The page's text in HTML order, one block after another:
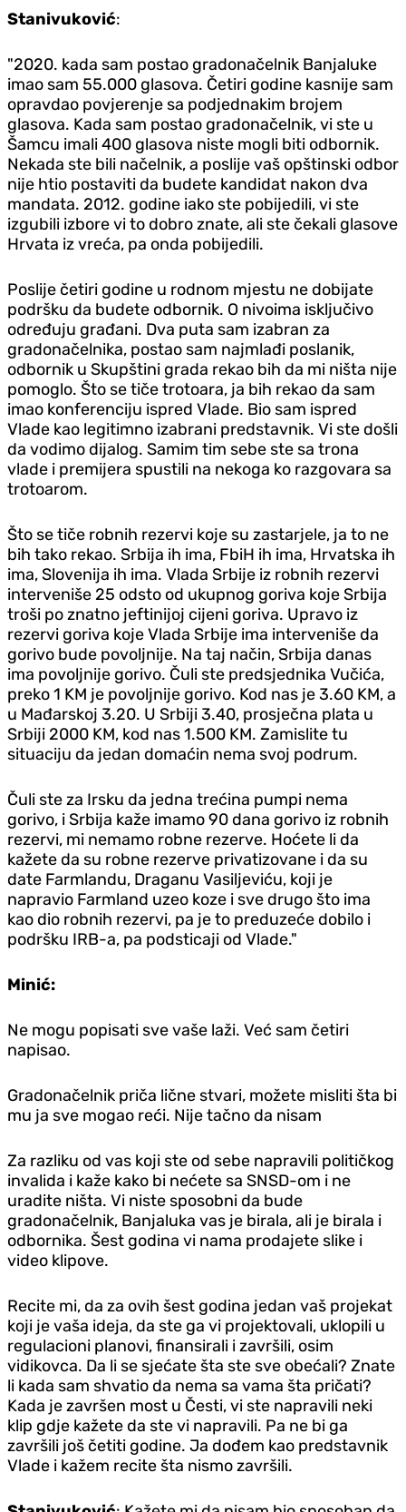
Stanivuković:
"2020. kada sam postao gradonačelnik Banjaluke
imao sam 55.000 glasova. Četiri godine kasnije sam
opravdao povjerenje sa podjednakim brojem
glasova. Kada sam postao gradonačelnik, vi ste u
Šamcu imali 400 glasova niste mogli biti odbornik.
Nekada ste bili načelnik, a poslije vaš opštinski odbor
nije htio postaviti da budete kandidat nakon dva
mandata. 2012. godine iako ste pobijedili, vi ste
izgubili izbore vi to dobro znate, ali ste čekali glasove
Hrvata iz vreća, pa onda pobijedili.
Poslije četiri godine u rodnom mjestu ne dobijate
podršku da budete odbornik. O nivoima isključivo
određuju građani. Dva puta sam izabran za
gradonačelnika, postao sam najmlađi poslanik,
odbornik u Skupštini grada rekao bih da mi ništa nije
pomoglo. Što se tiče trotoara, ja bih rekao da sam
imao konferenciju ispred Vlade. Bio sam ispred
Vlade kao legitimno izabrani predstavnik. Vi ste došli
da vodimo dijalog. Samim tim sebe ste sa trona
vlade i premijera spustili na nekoga ko razgovara sa
trotoarom.
Što se tiče robnih rezervi koje su zastarjele, ja to ne
bih tako rekao. Srbija ih ima, FbiH ih ima, Hrvatska ih
ima, Slovenija ih ima. Vlada Srbije iz robnih rezervi
interveniše 25 odsto od ukupnog goriva koje Srbija
troši po znatno jeftinijoj cijeni goriva. Upravo iz
rezervi goriva koje Vlada Srbije ima interveniše da
gorivo bude povoljnije. Na taj način, Srbija danas
ima povoljnije gorivo. Čuli ste predsjednika Vučića,
preko 1 KM je povoljnije gorivo. Kod nas je 3.60 KM, a
u Mađarskoj 3.20. U Srbiji 3.40, prosječna plata u
Srbiji 2000 KM, kod nas 1.500 KM. Zamislite tu
situaciju da jedan domaćin nema svoj podrum.
Čuli ste za Irsku da jedna trećina pumpi nema
gorivo, i Srbija kaže imamo 90 dana gorivo iz robnih
rezervi, mi nemamo robne rezerve. Hoćete li da
kažete da su robne rezerve privatizovane i da su
date Farmlandu, Draganu Vasiljeviću, koji je
napravio Farmland uzeo koze i sve drugo što ima
kao dio robnih rezervi, pa je to preduzeće dobilo i
podršku IRB-a, pa podsticaji od Vlade."
Minić:
Ne mogu popisati sve vaše laži. Već sam četiri
napisao.
Gradonačelnik priča lične stvari, možete misliti šta bi
mu ja sve mogao reći. Nije tačno da nisam
Za razliku od vas koji ste od sebe napravili političkog
invalida i kaže kako bi nećete sa SNSD-om i ne
uradite ništa. Vi niste sposobni da bude
gradonačelnik, Banjaluka vas je birala, ali je birala i
odbornika. Šest godina vi nama prodajete slike i
video klipove.
Recite mi, da za ovih šest godina jedan vaš projekat
koji je vaša ideja, da ste ga vi projektovali, uklopili u
regulacioni planovi, finansirali i završili, osim
vidikovca. Da li se sjećate šta ste sve obećali? Znate
li kada sam shvatio da nema sa vama šta pričati?
Kada je završen most u Česti, vi ste napravili neki
klip gdje kažete da ste vi napravili. Pa ne bi ga
završili još četiti godine. Ja dođem kao predstavnik
Vlade i kažem recite šta nismo završili.